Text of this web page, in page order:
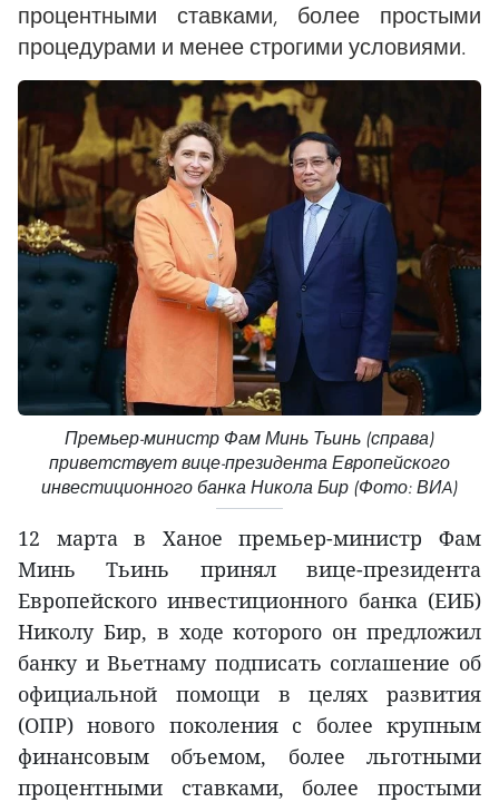
процентными ставками, более простыми
процедурами и менее строгими условиями.
Премьер-министр Фам Минь Тьинь (справа)
приветствует вице-президента Европейского
инвестиционного банка Никола Бир (Фото: ВИA)
12 марта в Ханое премьер-министр Фам
Минь Тьинь принял вице-президента
Европейского инвестиционного банка (ЕИБ)
Николу Бир, в ходе которого он предложил
банку и Вьетнаму подписать соглашение об
официальной помощи в целях развития
(ОПР) нового поколения с более крупным
финансовым объемом, более льготными
процентными ставками, более простыми